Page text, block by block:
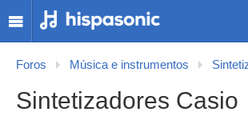
Foros Música e instrumentos
Sintetizadores Casio